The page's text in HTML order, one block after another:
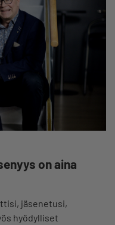
on aina
jäsenetusi,
hyödylliset